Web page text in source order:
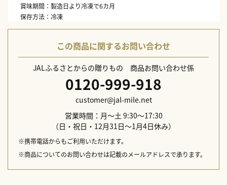
賞味期間：製造日より冷凍で6カ月
保存方法：冷凍
この商品に関するお問い合わせ
JALふるさとからの贈りもの 商品お問い合わせ係
0120-999-918
customer@jal-mile.net
営業時間：月～土 9:30～17:30
（日・祝日・12月31日～1月4日休み）
※携帯電話からもご利用いただけます。
※商品についてのお問い合わせは記載のメールアドレスで承ります。